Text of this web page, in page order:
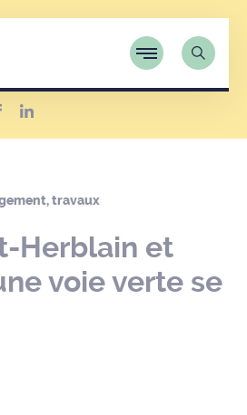
travaux
Herblain et
voie verte se